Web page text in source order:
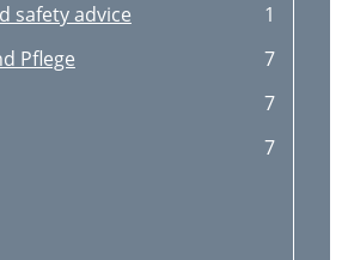
safety advice
1
Pﬂege
7
7
7